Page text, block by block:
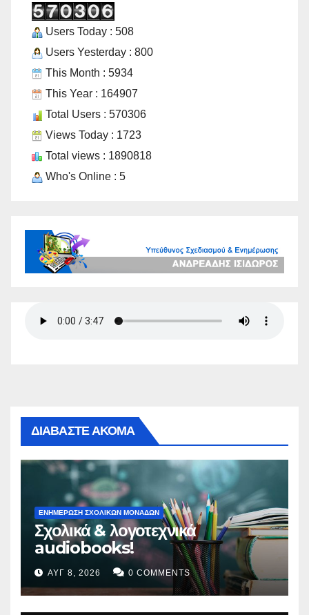
Users Today : 508
Users Yesterday : 800
This Month : 5934
This Year : 164907
Total Users : 570306
Views Today : 1723
Total views : 1890818
Who's Online : 5
ΔΙΑΒΑΣΤΕ ΑΚΟΜΑ
ΕΝΗΜΕΡΩΣΗ ΣΧΟΛΙΚΩΝ ΜΟΝΑΔΩΝ
Σχολικά & λογοτεχνικά
audiobooks!
ΑΥΓ 8, 2026 0 COMMENTS